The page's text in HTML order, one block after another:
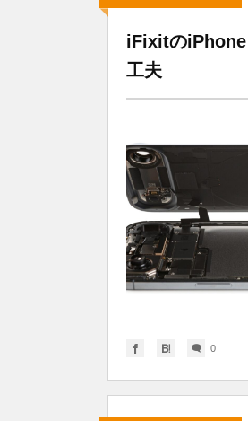
iFixitのiPhone
工夫
0